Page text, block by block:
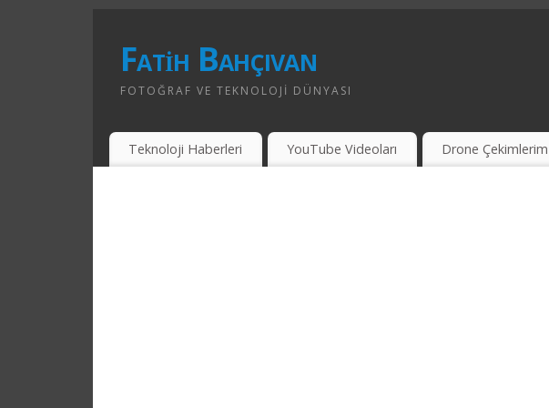
Fatih Bahçıvan
FOTOĞRAF VE TEKNOLOJI DÜNYASI
Teknoloji Haberleri YouTube Videoları Drone Çekimlerim